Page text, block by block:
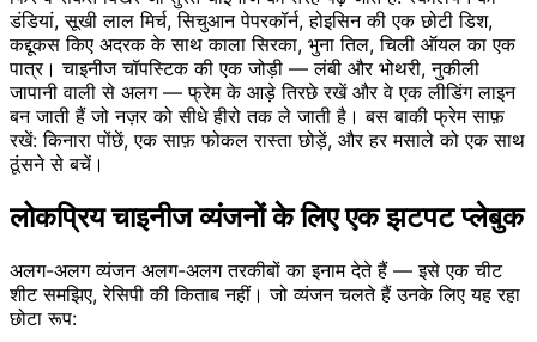
डंडियां, सूखी लाल मिर्च, सिचुआन पेपरकॉर्न, होइसिन की एक छोटी डिश,
कद्दूकस किए अदरक के साथ काला सिरका, भुना तिल, चिली ऑयल का एक
पात्र। चाइनीज चॉपस्टिक की एक जोड़ी — लंबी और भोथरी, नुकीली
जापानी वाली से अलग — फ्रेम के आड़े तिरछे रखें और वे एक लीडिंग लाइन
बन जाती हैं जो नज़र को सीधे हीरो तक ले जाती है। बस बाकी फ्रेम साफ़
रखें: किनारा पोंछें, एक साफ़ फोकल रास्ता छोड़ें, और हर मसाले को एक साथ
ठूंसने से बचें।
लोकप्रिय चाइनीज व्यंजनों के लिए एक झटपट प्लेबुक
अलग-अलग व्यंजन अलग-अलग तरकीबों का इनाम देते हैं — इसे एक चीट
शीट समझिए, रेसिपी की किताब नहीं। जो व्यंजन चलते हैं उनके लिए यह रहा
छोटा रूप: